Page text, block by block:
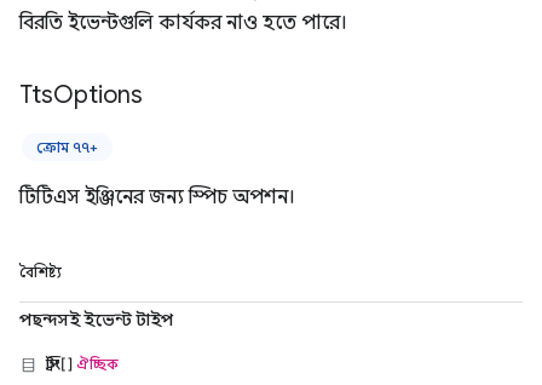
বিরতি ইভেন্টগুলি কার্যকর নাও হতে পারে।
TtsOptions
ক্রোম ৭৭+
টিটিএস ইঞ্জিনের জন্য স্পিচ অপশন।
বৈশিষ্ট্য
পছন্দসই ইভেন্ট টাইপ
স্ট্রিং[] ঐচ্ছিক